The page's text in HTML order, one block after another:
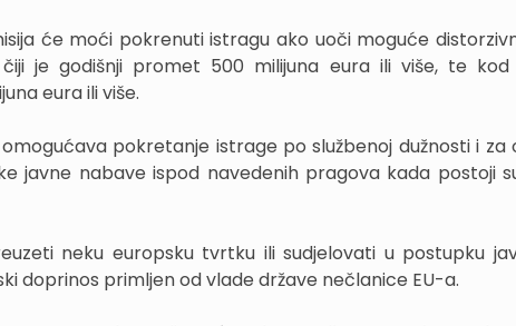
će moći pokrenuti istragu ako uoči moguće
je godišnji promet 500 milijuna eura ili više, te
eura ili više.
pokretanje istrage po službenoj dužnosti i za
javne nabave ispod navedenih pragova kada postoji
neku europsku tvrtku ili sudjelovati u postupku
doprinos primljen od vlade države nečlanice EU-a.